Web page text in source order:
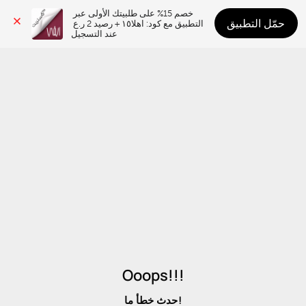
عند التسجيل
حمّل التطبيق
Ooops!!!
حدث خطأ ما!